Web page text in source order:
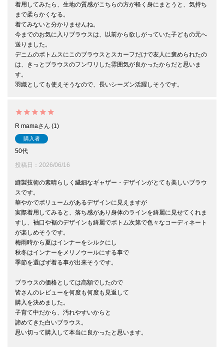
着用してみたら、生地の質感がこちらの方が軽く身にまとうと、気持ち
まで柔らかくなる。
着てみないと分かりませんね。
今までのお気に入りブラウスは、以前から欲しがっていた子どもの元へ
送りました。
デニムのボトムスにこのブラウスとスカーフだけで友人に褒められたの
は、きっとブラウスのフンワリした雰囲気が良かったからだと思いま
す。
羽織としても使えそうなので、長いシーズン活躍しそうです。
R mama 1
購入者
50代
投稿日
2026/06/16
縫製技術の素晴らしく繊細なギャザー・デザインがとても美しいブラウ
スです。
華やかでボリュームがあるデザインに見えますが
実際着用してみると、落ち感があり身体のラインを綺麗に見せてくれま
すし、袖口や裾のデザインも綺麗でボトム次第で色々なコーディネート
が楽しめそうです。
梅雨時から夏はインナーをシルクにし
秋冬はインナーをメリノウールにする事で
季節を選ばず着る事が出来そうです。
ブラウスの価格としては高額でしたので
皆さんのレビューを何度も何度も見返して
購入を決めました。
子育て中だから、汚れやすいからと
諦めてきた白いブラウス。
思い切って購入して本当に良かったと思います。